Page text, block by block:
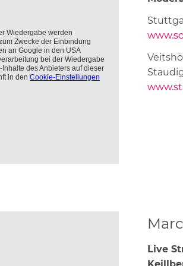
Live